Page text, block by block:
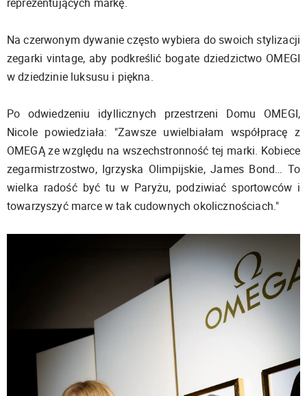
Na czerwonym dywanie często wybiera do swoich stylizacji
zegarki vintage, aby podkreślić bogate dziedzictwo OMEGI
w dziedzinie luksusu i piękna.
Po odwiedzeniu idyllicznych przestrzeni Domu OMEGI,
Nicole powiedziała: "Zawsze uwielbiałam współpracę z
OMEGĄ ze względu na wszechstronność tej marki. Kobiece
zegarmistrzostwo, Igrzyska Olimpijskie, James Bond… To
wielka radość być tu w Paryżu, podziwiać sportowców i
towarzyszyć marce w tak cudownych okolicznościach."